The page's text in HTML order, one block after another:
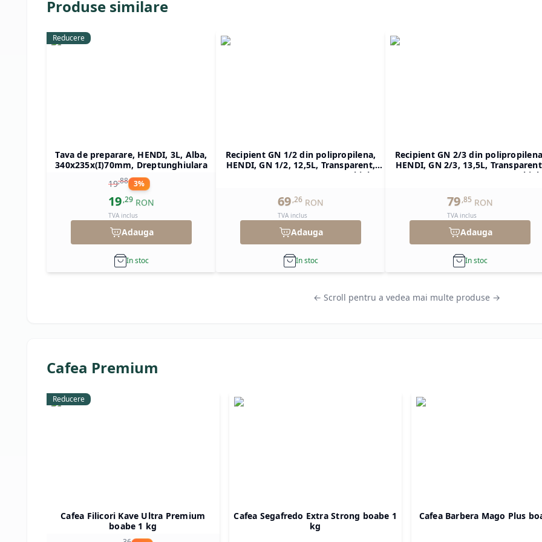
Produse similare
Reducere
Tava de preparare, HENDI, 3L, Alba,
340x235x(I)70mm, Dreptunghiulara
19,88 3%
19,29 RON
TVA inclus
Adauga
In stoc
Recipient GN 1/2 din polipropilena,
HENDI, GN 1/2, 12,5L, Transparent,
325x265x(H)200mm, Dreptunghiular
69,26 RON
TVA inclus
Adauga
In stoc
Recipient GN 2/3 din
HENDI, GN 2/3, 13,5L,
354x325x(H)150mm, Dreptunghiular
79,85 RON
TVA inclus
Adauga
In stoc
← Scroll pentru a vedea mai multe produse →
Cafea Premium
Reducere
Cafea Filicori Kave Ultra Premium
boabe 1 kg
Cafea Segafredo Extra Strong boabe 1
kg
Cafea Barbera Mago Plus